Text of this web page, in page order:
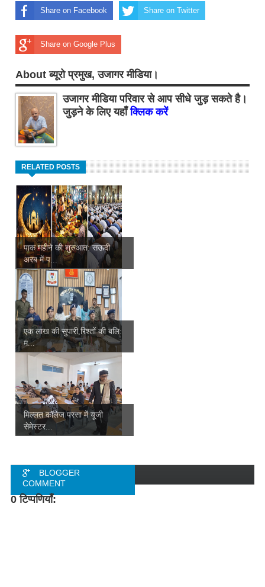
Share on Facebook Share on Twitter
Share on Google Plus
About ब्यूरो प्रमुख, उजागर मीडिया।
उजागर मीडिया परिवार से आप सीधे जुड़ सकते है।
जुड़ने के लिए यहाँक्लिक करें
RELATED POSTS
पाक महीने की शुरुआत: सऊदी
अरब में प...
एक लाख की सुपारी,रिश्तों की बलि:
म...
मिल्लत कॉलेज परसा में यूजी
सेमेस्टर...
BLOGGER
COMMENT
0 टिप्पणियाँ: